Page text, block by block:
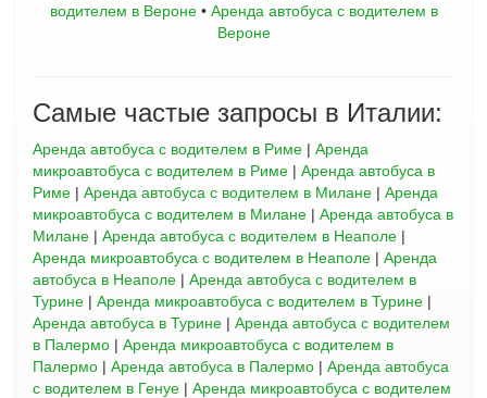
водителем в Вероне• Аренда автобуса с водителем в
Вероне
Самые частые запросы в Италии:
Аренда автобуса с водителем в Риме | Аренда
микроавтобуса с водителем в Риме | Аренда автобуса в
Риме | Аренда автобуса с водителем в Милане | Аренда
микроавтобуса с водителем в Милане | Аренда автобуса в
Милане | Аренда автобуса с водителем в Неаполе |
Аренда микроавтобуса с водителем в Неаполе | Аренда
автобуса в Неаполе | Аренда автобуса с водителем в
Турине | Аренда микроавтобуса с водителем в Турине |
Аренда автобуса в Турине | Аренда автобуса с водителем
в Палермо | Аренда микроавтобуса с водителем в
Палермо | Аренда автобуса в Палермо | Аренда автобуса
с водителем в Генуе | Аренда микроавтобуса с водителем